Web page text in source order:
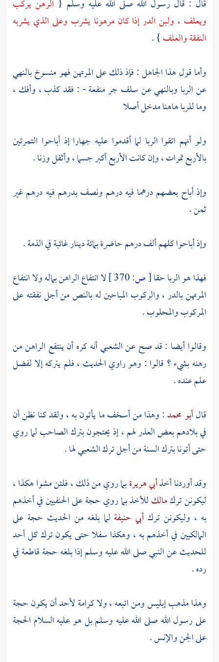
قال : قال رسول الله صلى الله عليه وسلم { الرهن يركب
ويعلف ، ولبن الدر إذا كان مرهونا يشرب وعلى الذي يشربه
النفقة والعلف} .
وأما قول هذا الجاهل : فإذ ذلك على المرتهن فهو منسوخ بالنهي
عن الربا وبالنهي عن سلف جر منفعة - : فقد كذب ، وأفك ،
وما للربا هاهنا مدخل أصلا
ولو أنهم اتقوا الربا لما أقدموا عليه جهارا إذ أباحوا التمرتين
بالأربع تمرات ، وإن كانت الأربع أكبر جسما ، وأثقل وزنا .
وإذ أباح بعضهم درهما فيه درهم ونصف بدرهم فيه درهم غير
ثمن .
وإذ أباحوا كلهم ألف درهم حاضرة بمائة دينار غائبة في الذمة .
فهذا هو الربا حقا[ص:
لا انتفاع الراهن بماله ولا انتفاع
المرتهن بالدر ، والركوب المباحين له بالنص من أجل نفقته على
المركوب والمحلوب .
وقالوا أيضا : قد صح عنالشعبيأنه كره أن ينتفع الراهن من
رهنه بشيء ؟ قالوا : وهو راوي الحديث ، فلم يتركه إلا لفضل
علم عنده .
قالأبو محمد: وهذا من أسخف ما يأتون به ، ولقد كنا نظن أن
في بلادهم بعض العذر لهم ، إذ يحتجون بترك الصاحب لما روي
حتى أتونا بترك السنة من أجل تركالشعبيلها .
وقد أوردنا أخذأبي هريرةبما روي من ذلك ، فلئن مشوا هكذا ،
ليكونن تركمالكللأخذ بما روي حجة على الحنفيين في أخذهم
به ، وليكونن ترك أبي حنيفة لما بلغه من الحديث حجة على
المالكيين في أخذهم به ، وهكذا سفلا حتى يكون ترك كل أحد
للحديث عن النبي صلى الله عليه وسلم إذا بلغه حجة قاطعة في
رده .
وهذا مذهب إبليس ومن اتبعه ، ولا كرامة لأحد أن يكون حجة
على رسول الله صلى الله عليه وسلم بل هو عليه السلام الحجة
على الجن والإنس .